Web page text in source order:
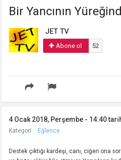
Bir Yancının
JET TV
Abone ol 52
4 Ocak 2018, Perşembe - 14:40
Kategori Eğlence
Destek çıktığı kardeşi, canı, ciğeri ona